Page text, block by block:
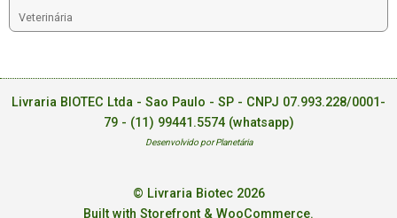
Veterinária
Livraria BIOTEC Ltda - Sao Paulo - SP - CNPJ 07.993.228/0001-
79 - (11) 99441.5574 (whatsapp)
Desenvolvido por Planetária
© Livraria Biotec 2026
Built with Storefront & WooCommerce.